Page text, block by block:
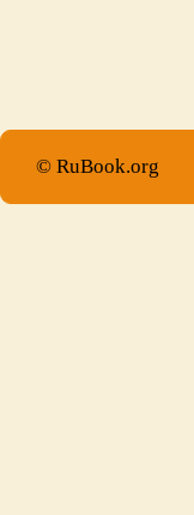
© RuBook.org